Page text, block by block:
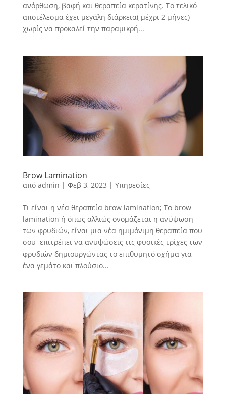
ανόρθωση, βαφή και θεραπεία κερατίνης. Το τελικό
αποτέλεσμα έχει μεγάλη διάρκεια( μέχρι 2 μήνες)
χωρίς να προκαλεί την παραμικρή...
Brow Lamination
από admin | Φεβ 3, 2023 | Υπηρεσίες
Τι είναι η νέα θεραπεία brow lamination; Το brow
lamination ή όπως αλλιώς ονομάζεται η ανύψωση
των φρυδιών, είναι μια νέα ημιμόνιμη θεραπεία που
σου επιτρέπει να ανυψώσεις τις φυσικές τρίχες των
φρυδιών δημιουργώντας το επιθυμητό σχήμα για
ένα γεμάτο και πλούσιο...